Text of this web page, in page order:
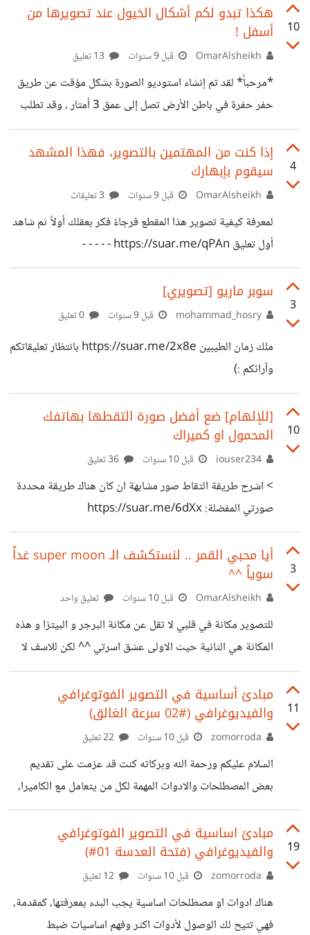
من القواعد التأسيسية... لقد بدأت السلسلة "الافضل تسميتها
سُليْسلة" بشرح مصطلحين مهمين هما *( فتحة العدسة وسرعة
الغالق)* وهنا سأكمل شرح الايزو او التعريض، وبهذا نكمل اهم
ثلاث مصطلحات، مما يمكنني من شرح قاعدة اساسية تشمل هذه
المصطلحات الثلاثة وهي *"مثلث التعريض"*.. والذي سيكون
https://io.hsoub.com/go/47522
https://io.hsoub.com/go/48586 لندخل
10
هكذا تبدو لكم أشكال الخيول عند تصويرها من
أسفل !
قبل 9 سنوات
*مرحباً* لقد تم إنشاء استوديو الصورة بشكل مؤقت عن طريق
حفر حفرة في باطن الأرض تصل إلى عمق 3 أمتار ، وقد تطلب
منه الكثير من التخطيط لمدة تجاوزت الشهرين ، والعمل
والتنسيق وتكليف أكثر من 40 شخص في هذا العمل. كواليس
هذا المشروع https://youtu.be/MDUZnuGYKoA
https://suar.me/n5gM
4
إذا كنت من المهتمين بالتصوير، فهذا المشهد
سيقوم بإبهارك
قبل 9 سنوات
لمعرفة كيفية تصوير هذا المقطع فرجاءً فكر بعقلك أولاً ثم شاهد
أول تعليق https://suar.me/qPAn - - - - -
3
سوبر ماريو [تصويري]
قبل 9 سنوات
ملك زمان الطيبين https://suar.me/2x8e بانتظار تعليقاتكم
وآرائكم :)
10
[للإلهام] ضع أفضل صورة التقطها بهاتفك
المحمول او كميراك
قبل 10 سنوات
> اشرح طريقة التقاط صور مشابهة ان كان هناك طريقة محددة
صورتي المفضلة: https://suar.me/6dXx
3
أيا محبي القمر .. لنستكشف الـ super moon غداً
سوياً ^^
قبل 10 سنوات تعليق واحد
للتصوير مكانة في قلبي لا تقل عن مكانة البرجر و البيتزا و هذه
المكانة هي الثانية حيث الاولى عشق اسرتي ^^ لكن للاسف لا
امتلك الامكانيات. لا الوقت لتطويرها فكل صوري بكاميرا الهاتف
لندخل في صلب الموضوع .. منذ سنة حين ظهور خاصية القمر
الدموي حرصت كل الحرص على ترك مذاكرتي و الاتجاه لمراقبة
القمر بدواتي المتواضعة فكانت النتيجة :
https://www.instagram.com/p/8J86XIJEQg/?
taken-by=omar3li01
taken-by=omar3li01
https://www.instagram.com/p/8KFuOZJESH/?
taken-by=omar3li01 (الصور بالترتيب لمراحل احمراره)
https://www.instagram.com/p/-jlMkzpERn/?
11
مبادئ أساسية في التصوير الفوتوغرافي
والفيديوغرافي (#02 سرعة الغالق)
قبل 10 سنوات
السلام عليكم ورحمة الله وبركاته كنت قد عزمت على تقديم
بعض المصطلحات والادوات المهمة لكل من يتعامل مع الكاميرا،
وقد بدأت بالفعل بشرح (فتحة العدسة ) هنا:
https://io.hsoub.com/go/47522 واستكمالاً لما بدأت به
سأقوم في هذا الموضوع بتلخيص مفهوم (سرعة الغالق). --------
# سرعة الغالق (Shutter speed ) هي المدة التي يكون فيها
غالق الكاميرا مفتوحًا، "وطول تلك المدة يكون المشهد الذي
تلتقطه الكاميرا ظاهرًا للحساس " ،ان سرعة الغالق تؤثر كثيراً في
19
مبادئ اساسية في التصوير الفوتوغرافي
والفيديوغرافي (فتحة العدسة 01#)
قبل 10 سنوات
هناك ادوات او مصطلحات اساسية يجب البدء بمعرفتها، كمقدمة،
فهي تتيح لك الوصول لأدوات اكثر وفهم اساسيات ضبط